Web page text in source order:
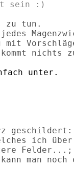
zu tun.
unter.
geschildert:
ich über
man